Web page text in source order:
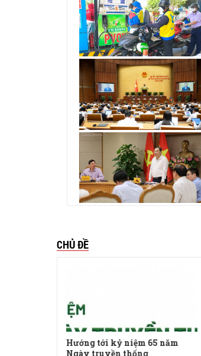
CHỦ ĐỀ
Hướng tới kỷ niệm 65 năm
Ngày truyền thống